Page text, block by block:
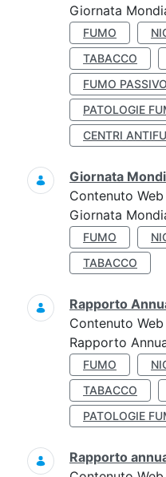
Giornata
FUMO
TABACCO
FUMO PASSIVO
PATOLOGIE
CENTRI
Giornata
Contenuto Web
Giornata
FUMO
TABACCO
Rapporto
Contenuto Web
Rapporto
FUMO
TABACCO
PATOLOGIE
Rapporto